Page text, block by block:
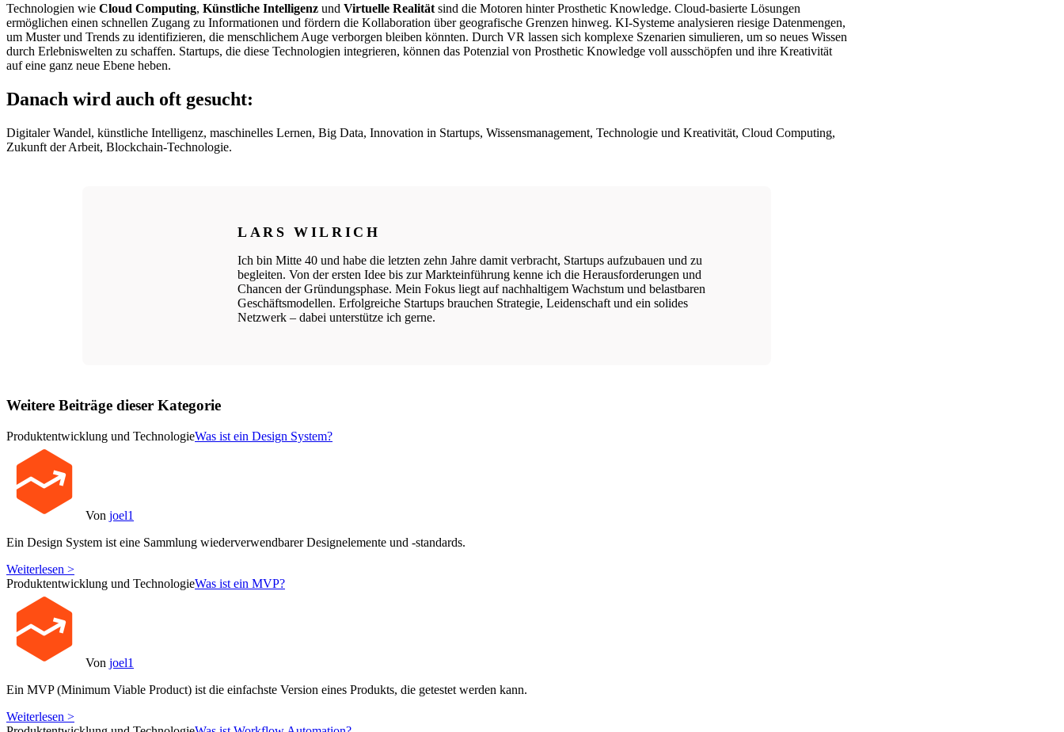
Technologien wie Cloud Computing, Künstliche Intelligenz und Virtuelle Realitätsind die Motoren hinter Prosthetic Knowledge. Cloud-basierte Lösungen
ermöglichen einen schnellen Zugang zu Informationen und fördern die Kollaboration über geografische Grenzen hinweg. KI-Systeme analysieren riesige Datenmengen,
um Muster und Trends zu identifizieren, die menschlichem Auge verborgen bleiben könnten. Durch VR lassen sich komplexe Szenarien simulieren, um so neues Wissen
durch Erlebniswelten zu schaffen. Startups, die diese Technologien integrieren, können das Potenzial von Prosthetic Knowledge voll ausschöpfen und ihre Kreativität
auf eine ganz neue Ebene heben.
Danach wird auch oft gesucht:
Digitaler Wandel, künstliche Intelligenz, maschinelles Lernen, Big Data, Innovation in Startups, Wissensmanagement, Technologie und Kreativität, Cloud Computing,
Zukunft der Arbeit, Blockchain-Technologie.
LARS WILRICH
Ich bin Mitte 40 und habe die letzten zehn Jahre damit verbracht, Startups aufzubauen und zu
begleiten. Von der ersten Idee bis zur Markteinführung kenne ich die Herausforderungen und
Chancen der Gründungsphase. Mein Fokus liegt auf nachhaltigem Wachstum und belastbaren
Geschäftsmodellen. Erfolgreiche Startups brauchen Strategie, Leidenschaft und ein solides
Netzwerk – dabei unterstütze ich gerne.
Weitere Beiträge dieser Kategorie
Produktentwicklung und TechnologieWas ist ein Design System?
Von joel1
Ein Design System ist eine Sammlung wiederverwendbarer Designelemente und -standards.
Weiterlesen >
Produktentwicklung und TechnologieWas ist ein MVP?
Von joel1
Ein MVP (Minimum Viable Product) ist die einfachste Version eines Produkts, die getestet werden kann.
Weiterlesen >